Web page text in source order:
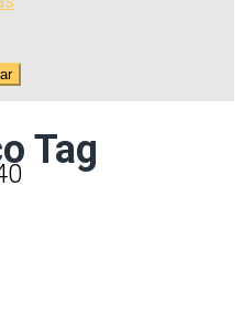
Tag